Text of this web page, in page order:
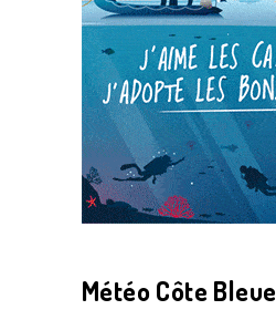
Météo Côte Bleue